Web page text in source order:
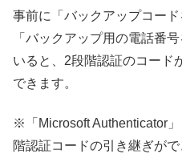
事前に「バックアップコード
「バックアップ用の電話番
いると、2段階認証のコード
できます。
※「Microsoft Authenticator
階認証コードの引き継ぎが